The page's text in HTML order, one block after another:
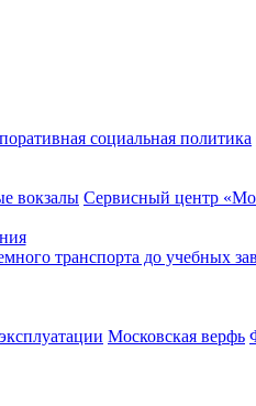
социальная политика
вокзалы Сервисный центр
транспорта до учебных
Московская верфь